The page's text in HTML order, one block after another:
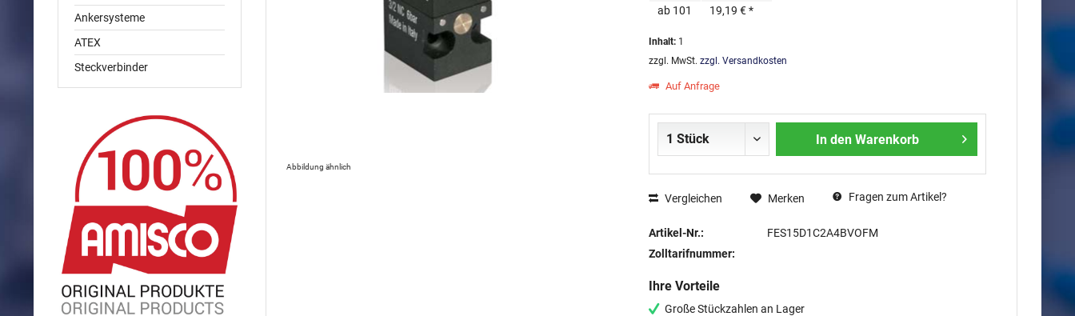
Ankersysteme
ATEX
Steckverbinder
Abbildung ähnlich
ab 101 19,19 € *
Inhalt: 1
zzgl. MwSt. zzgl. Versandkosten
Auf Anfrage
In den Warenkorb
Vergleichen Merken Fragen zum Artikel?
Artikel-Nr.:
FES15D1C2A4BVOFM
Zolltarifnummer:
Ihre Vorteile
Große Stückzahlen an Lager